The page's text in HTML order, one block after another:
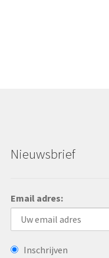
Nieuwsbrief
Email adres:
Inschrijven